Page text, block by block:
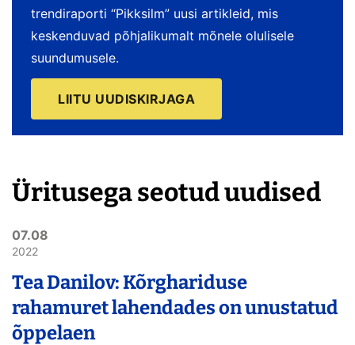
trendiraporti “Pikksilm” uusi artikleid, mis
keskenduvad põhjalikumalt mõnele olulisele
suundumusele.
LIITU UUDISKIRJAGA
Üritusega seotud uudised
07.08
2022
Tea Danilov: Kõrghariduse
rahamuret lahendades on unustatud
õppelaen